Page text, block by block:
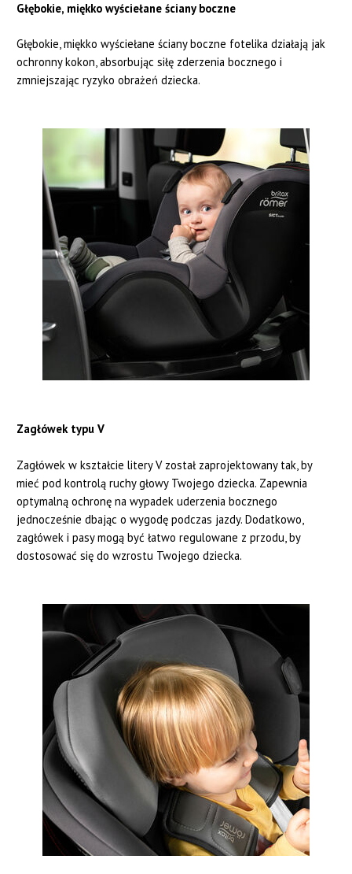
Głębokie, miękko wyściełane ściany boczne
Głębokie, miękko wyściełane ściany boczne fotelika działają jak
ochronny kokon, absorbując siłę zderzenia bocznego i
zmniejszając ryzyko obrażeń dziecka.
Zagłówek typu V
Zagłówek w kształcie litery V został zaprojektowany tak, by
mieć pod kontrolą ruchy głowy Twojego dziecka. Zapewnia
optymalną ochronę na wypadek uderzenia bocznego
jednocześnie dbając o wygodę podczas jazdy. Dodatkowo,
zagłówek i pasy mogą być łatwo regulowane z przodu, by
dostosować się do wzrostu Twojego dziecka.